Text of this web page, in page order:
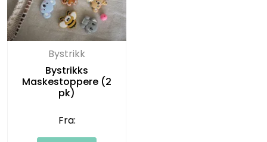
Bystrikk
Bystrikks
Maskestoppere (2
pk)
Fra: